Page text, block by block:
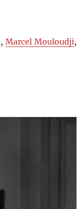
,Marcel Mouloudji,